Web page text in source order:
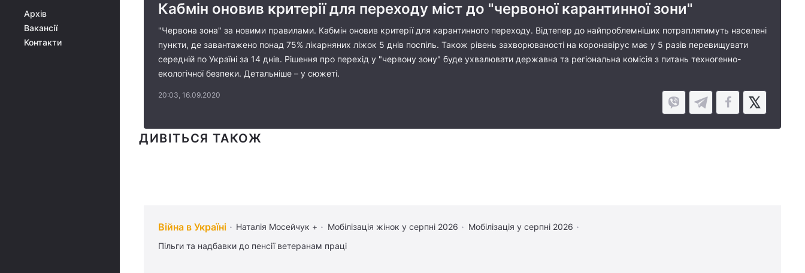
Архів
Вакансії
Контакти
Кабмін оновив критерії для переходу міст до "червоної карантинної зони"
"Червона зона" за новими правилами. Кабмін оновив критерії для карантинного переходу. Відтепер до найпроблемніших потраплятимуть населені
пункти, де завантажено понад 75% лікарняних ліжок 5 днів поспіль. Також рівень захворюваності на коронавірус має у 5 разів перевищувати
середній по Україні за 14 днів. Рішення про перехід у "червону зону" буде ухвалювати державна та регіональна комісія з питань техногенно-
екологічної безпеки. Детальніше – у сюжеті.
20:03, 16.09.2020
ДИВІТЬСЯ ТАКОЖ
Війна в Україні Наталія Мосейчук + Мобілізація жінок у серпні 2026
Мобілізація у серпні 2026
Пільги та надбавки до пенсії ветеранам праці